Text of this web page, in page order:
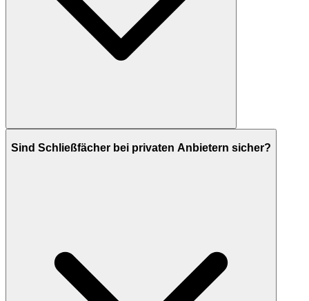
Sind Schließfächer bei privaten Anbietern sicher?